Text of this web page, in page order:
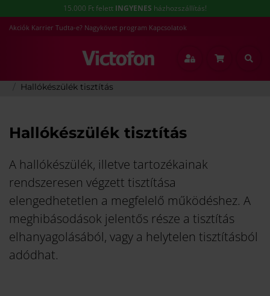
15.000 Ft felett INGYENES házhozszállítás!
Akciók Karrier Tudta-e? Nagykövet program Kapcsolatok
Hallókészülék tisztítás
Hallókészülék tisztítás
A hallókészülék, illetve tartozékainak
rendszeresen végzett tisztítása
elengedhetetlen a megfelelő működéshez. A
meghibásodások jelentős része a tisztítás
elhanyagolásából, vagy a helytelen tisztításból
adódhat.